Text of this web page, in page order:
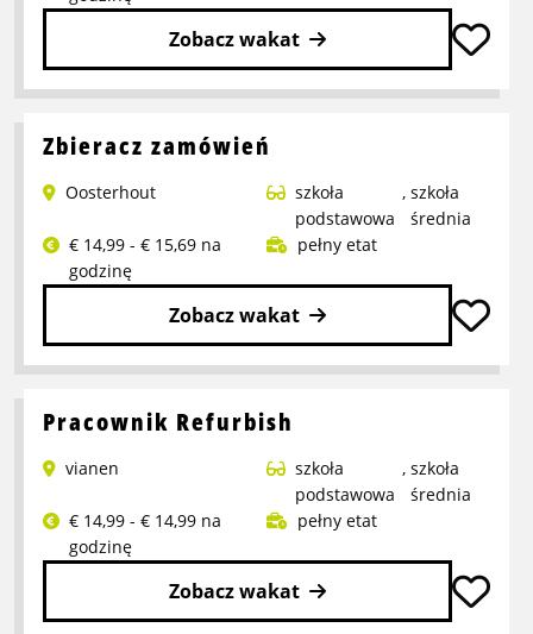
wakacje!
Zobacz wakat
Przeczytaj
o
magazynu
Zbieracz zamówień
Oosterhout
szkoła
podstawowa
, szkoła
średnia
€ 14,99 - € 15,69 na
godzinę
pełny etat
Zobacz wakat
Przeczytaj
o
zamówień
Pracownik Refurbish
vianen
szkoła
podstawowa
, szkoła
średnia
€ 14,99 - € 14,99 na
godzinę
pełny etat
Zobacz wakat